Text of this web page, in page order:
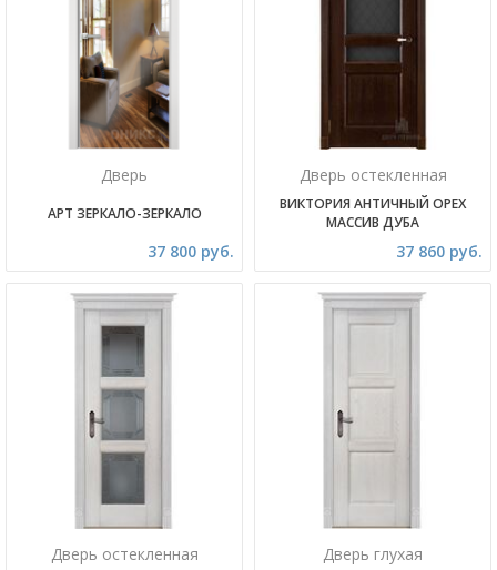
Дверь
АРТ ЗЕРКАЛО-ЗЕРКАЛО
37 800 руб.
Дверь остекленная
ВИКТОРИЯ АНТИЧНЫЙ ОРЕХ
МАССИВ ДУБА
37 860 руб.
Дверь остекленная Дверь глухая